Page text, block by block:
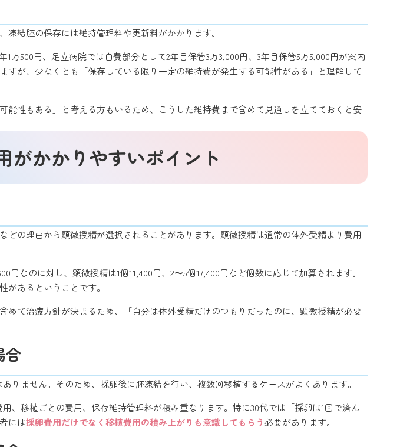
結胚の保存には維持管理料や更新料がかかります。
万500円、足立病院では自費部分として2年目保管3万3,000円、3年目保管5万5,000円が案内
すが、少なくとも「保存している限り一定の維持費が発生する可能性がある」と理解して
能性もある」と考える方もいるため、こうした維持費まで含めて見通しを立てておくと安
がかかりやすいポイント
どの理由から顕微授精が選択されることがあります。顕微授精は通常の体外受精より費用
なのに対し、顕微授精は1個11,400円、2〜5個17,400円など個数に応じて加算されます。
があるということです。
めて治療方針が決まるため、「自分は体外受精だけのつもりだったのに、顕微授精が必要
合
りません。そのため、採卵後に胚凍結を行い、複数回移植するケースがよくあります。
、移植ごとの費用、保存維持管理料が積み重なります。特に30代では「採卵は1回で済ん
には採卵費用だけでなく移植費用の積み上がりも意識してもらう必要があります。